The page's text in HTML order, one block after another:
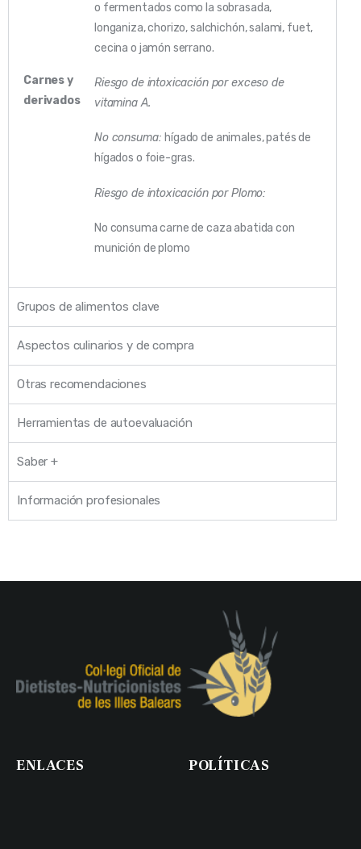
Carnes y
derivados
o fermentados como la sobrasada,
longaniza, chorizo, salchichón, salami, fuet,
cecina o jamón serrano.
Riesgo de intoxicación por exceso de
vitamina A.
No consuma: hígado de animales, patés de
hígados o foie-gras.
Riesgo de intoxicación por Plomo:
No consuma carne de caza abatida con
munición de plomo
Grupos de alimentos clave
Aspectos culinarios y de compra
Otras recomendaciones
Herramientas de autoevaluación
Saber +
Información profesionales
ENLACES POLÍTICAS